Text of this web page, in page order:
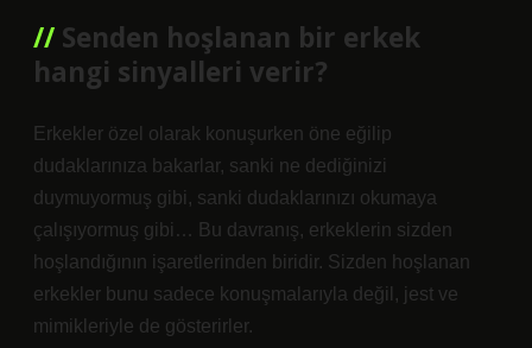
Senden hoşlanan bir erkek
hangi sinyalleri verir?
Erkekler özel olarak konuşurken öne eğilip
dudaklarınıza bakarlar, sanki ne dediğinizi
duymuyormuş gibi, sanki dudaklarınızı okumaya
çalışıyormuş gibi… Bu davranış, erkeklerin sizden
hoşlandığının işaretlerinden biridir. Sizden hoşlanan
erkekler bunu sadece konuşmalarıyla değil, jest ve
mimikleriyle de gösterirler.